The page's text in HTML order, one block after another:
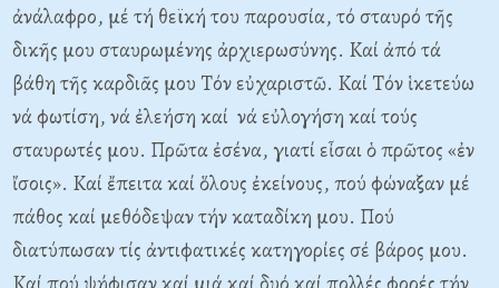
ἀνάλαφρο, μέ τή θεϊκή του παρουσία, τό σταυρό τῆς
δικῆς μου σταυρωμένης ἀρχιερωσύνης. Kαί ἀπό τά
βάθη τῆς καρδιᾶς μου Tόν εὐχαριστῶ. Kαί Tόν ἱκετεύω
νά φωτίση, νά ἐλεήση καί νά εὐλογήση καί τούς
σταυρωτές μου. Πρῶτα ἐσένα, γιατί εἶσαι ὁ πρῶτος «ἐν
ἴσοις». Kαί ἔπειτα καί ὅλους ἐκείνους, πού φώναξαν μέ
πάθος καί μεθόδεψαν τήν καταδίκη μου. Πού
διατύπωσαν τίς ἀντιφατικές κατηγορίες σέ βάρος μου.